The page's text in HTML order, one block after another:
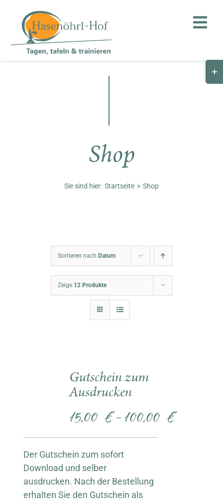
springen
Unternehmen
Shop
Sie sind hier: Startseite Shop
Sortieren nach Datum
Zeige 12 Produkte
Gutschein zum
Ausdrucken
15,00€ – 100,00€
Der Gutschein zum sofort
Download und selber
ausdrucken. Nach der Bestellung
erhalten Sie den Gutschein als